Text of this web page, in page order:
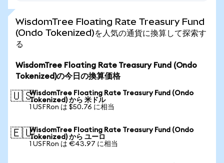
WisdomTree Floating Rate Treasury Fund
(Ondo Tokenized)を人気の通貨に換算して探索す
る
WisdomTree Floating Rate Treasury Fund (Ondo
Tokenized)の今日の換算価格
🇺🇸WisdomTree Floating Rate Treasury Fund (Ondo
Tokenized) から 米ドル
1 USFRon は $50.76 に相当
🇪🇺WisdomTree Floating Rate Treasury Fund (Ondo
Tokenized) から ユーロ
1 USFRon は €43.97 に相当